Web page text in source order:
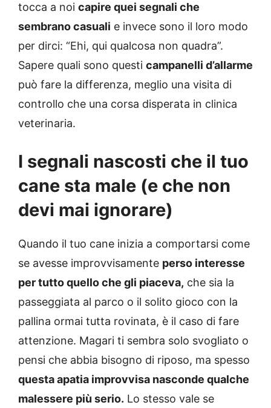
tocca a noi capire quei segnali che
sembrano casuali e invece sono il loro modo
per dirci: “Ehi, qui qualcosa non quadra”.
Sapere quali sono questi campanelli d’allarme
può fare la differenza, meglio una visita di
controllo che una corsa disperata in clinica
veterinaria.
I segnali nascosti che il tuo
cane sta male (e che non
devi mai ignorare)
Quando il tuo cane inizia a comportarsi come
se avesse improvvisamente perso interesse
per tutto quello che gli piaceva, che sia la
passeggiata al parco o il solito gioco con la
pallina ormai tutta rovinata, è il caso di fare
attenzione. Magari ti sembra solo svogliato o
pensi che abbia bisogno di riposo, ma spesso
questa apatia improvvisa nasconde qualche
malessere più serio. Lo stesso vale se